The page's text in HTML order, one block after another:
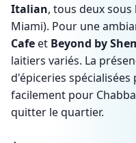
Italian, tous deux
Miami). Pour une
Cafeet Beyond by
laitiers variés. La
d'épiceries
facilement pour
quitter le quartier.